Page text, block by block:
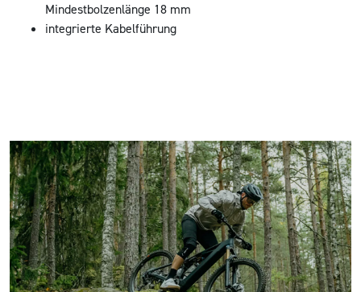
Mindestbolzenlänge 18 mm
integrierte Kabelführung